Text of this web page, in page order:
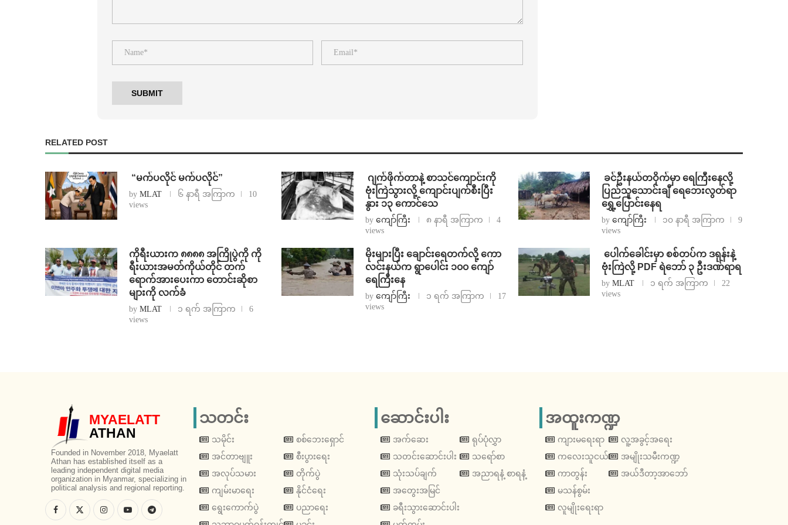
RELATED POST
⁨ ⁨“မက်ပလိုင် မက်ပလိုင်”
by MLAT ၆ နာရီ အကြာက
10
views
⁨⁩ ⁨ဂျက်ဖိုက်တာနဲ့ စာသင်ကျောင်းကို
ဗုံးကြဲသွားလို့ ကျောင်းပျက်စီးပြီး
နွား ၁၃ ကောင်သေ
by ကျော်ကြီး ၈ နာရီ အကြာက
4
views
⁩ ⁨ခင်ဦးနယ်တဝိုက်မှာ ရေကြီးနေလို့
ပြည်သူသောင်းချီ ရေဘေးလွတ်ရာ
ရွှေ့ပြောင်းနေရ
byကျော်ကြီး ၁၀ နာရီ အကြာက
9
views
ကိုရီးယားက ၈၈၈၈ အကြိုပွဲကို ကို
ရီးယားအမတ်ကိုယ်တိုင် တက်
ရောက်အားပေးကာ တောင်းဆိုစာ
များကို လက်ခံ
by MLAT ၁ ရက် အကြာက
6
views
⁨မိုးများပြီး ချောင်းရေတက်လို့ ကော
လင်းနယ်က ရွာပေါင်း ၁၀၀ ကျော်
ရေကြီးနေ
by ကျော်ကြီး ၁ ရက် အကြာက
17
views
⁩ ⁨ပေါက်ခေါင်းမှာ စစ်တပ်က ဒရုန်းနဲ့
ဗုံးကြဲလို့ PDF ရဲဘော် ၃ ဦးဒဏ်ရာရ
byMLAT ၁ ရက် အကြာက
22
views
MYAELATT
ATHAN
Founded in November 2018, Myaelatt
Athan has established itself as a
leading independent digital media
organization in Myanmar, specializing in
political analysis and regional reporting.
သတင်း
သမိုင်း
အင်တာဗျူး
အလုပ်သမား
ကျမ်းမာရေး
ရွေးကောက်ပွဲ
စစ်ဘေးရှောင်
စီးပွားရေး
တိုက်ပွဲ
နိုင်ငံရေး
ပညာရေး
ဆောင်းပါး
အက်ဆေး
သတင်းဆောင်းပါး
သုံးသပ်ချက်
အတွေးအမြင်
ခရီးသွားဆောင်းပါး
ရုပ်ပုံလွှာ
သရော်စာ
အညာရနံ့ စာရနံ့
အထူးကဏ္ဍ
ကျားမရေးရာ
ကလေးသူငယ်
ကာတွန်း
မသန်စွမ်း
လူမျိုးရေးရာ
လူ့အခွင့်အရေး
အမျိုးသမီးကဏ္ဍ
အယ်ဒီတာ့အာဘော်